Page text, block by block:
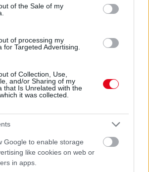
of the Sale of my
of processing my
for Targeted Advertising.
of Collection, Use,
and/or Sharing of my
that Is Unrelated with the
it was collected.
Google to enable storage
like cookies on web or
in apps.
jelentkezik ez a hiányállapot – az
szinte észrevehetetlenek